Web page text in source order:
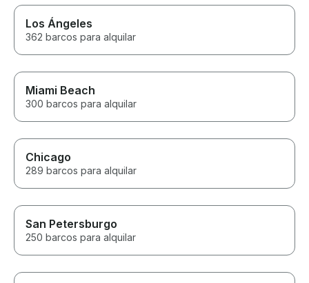
incredible time. If
hesitate. The
We’ll
for the
Los Ángeles
362 barcos para alquilar
Miami Beach
300 barcos para alquilar
Chicago
289 barcos para alquilar
San Petersburgo
250 barcos para alquilar